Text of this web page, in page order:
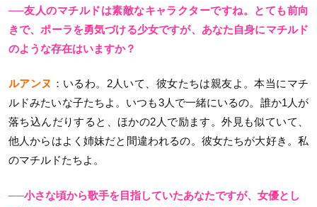
──友人のマチルドは素敵なキャラクターですね。とても前向
きで、ポーラを勇気づける少女ですが、あなた自身にマチルド
のような存在はいますか？
ルアンヌ ：いるわ。2人いて、彼女たちは親友よ。本当にマチ
ルドみたいな子たちよ。いつも3人で一緒にいるの。誰か1人が
落ち込んだりすると、ほかの2人で励ます。外見も似ていて、
他人からはよく姉妹だと間違われるの。彼女たちが大好き。私
のマチルドたちよ。
──小さな頃から歌手を目指していたあなたですが、女優とし